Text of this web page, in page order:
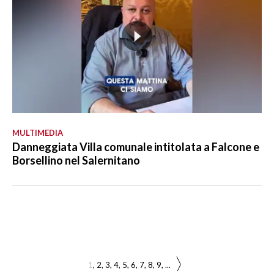
MULTIMEDIA
Danneggiata Villa comunale intitolata a Falcone e
Borsellino nel Salernitano
1 2 3 4 5 6 7 8 9 ...